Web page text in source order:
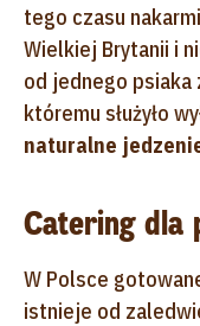
tego czasu
Wielkiej Brytanii i
od jednego
któremu służyło
naturalne
Catering dla
W Polsce
istnieje od